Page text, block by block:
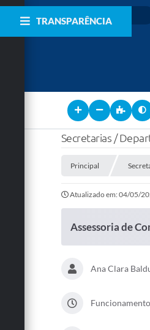
CIDADÃO
TRANSPARÊNCIA
Secretarias /
Principal
Atualizado em: 04/05/
Assessoria de
Ana Clara